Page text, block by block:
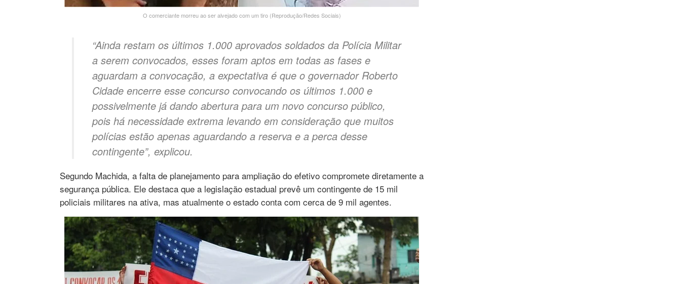
O comerciante morreu ao ser alvejado com um tiro (Reprodução/Redes Sociais)
“Ainda restam os últimos 1.000 aprovados soldados da Polícia Militar
a serem convocados, esses foram aptos em todas as fases e
aguardam a convocação, a expectativa é que o governador Roberto
Cidade encerre esse concurso convocando os últimos 1.000 e
possivelmente já dando abertura para um novo concurso público,
pois há necessidade extrema levando em consideração que muitos
polícias estão apenas aguardando a reserva e a perca desse
contingente”, explicou.
Segundo Machida, a falta de planejamento para ampliação do efetivo compromete diretamente a
segurança pública. Ele destaca que a legislação estadual prevê um contingente de 15 mil
policiais militares na ativa, mas atualmente o estado conta com cerca de 9 mil agentes.